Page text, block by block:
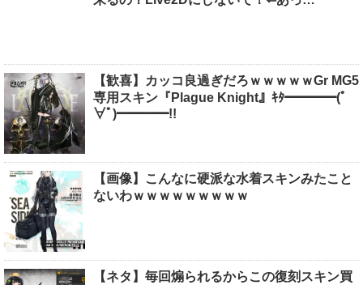
【歓喜】カッコ良過ぎだろｗｗｗｗｗGr MG5
専用スキン『Plague Knight』ｷﾀ━━━━(ﾟ
∀ﾟ)━━━━!!
【画像】こんなに硬派な水着スキンみたこと
ないわｗｗｗｗｗｗｗｗｗ
【ネタ】毎回煽られるからこの復刻スキン買